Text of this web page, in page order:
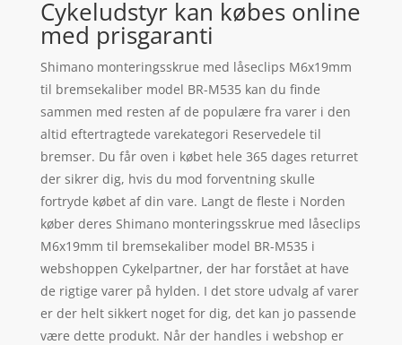
Cykeludstyr kan købes online
med prisgaranti
Shimano monteringsskrue med låseclips M6x19mm
til bremsekaliber model BR-M535 kan du finde
sammen med resten af de populære fra varer i den
altid eftertragtede varekategori Reservedele til
bremser. Du får oven i købet hele 365 dages returret
der sikrer dig, hvis du mod forventning skulle
fortryde købet af din vare. Langt de fleste i Norden
køber deres Shimano monteringsskrue med låseclips
M6x19mm til bremsekaliber model BR-M535 i
webshoppen Cykelpartner, der har forstået at have
de rigtige varer på hylden. I det store udvalg af varer
er der helt sikkert noget for dig, det kan jo passende
være dette produkt. Når der handles i webshop er